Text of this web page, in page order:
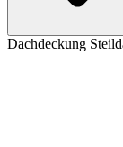
Dachdeckung